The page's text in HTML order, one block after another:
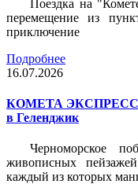
Поездка на
перемещение из
приключение
Подробнее
16.07.2026
КОМЕТА ЭКСПРЕСС:
в Геленджик
Черноморское
живописных
каждый из которых